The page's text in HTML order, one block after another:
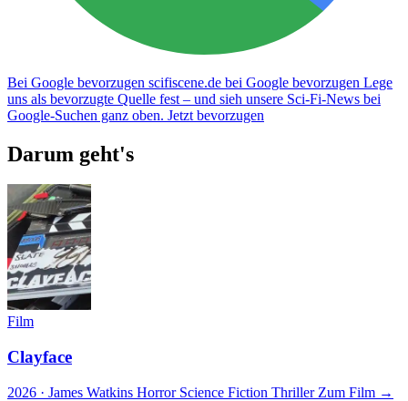
Bei Google bevorzugen scifiscene.de bei Google bevorzugen Lege
uns als bevorzugte Quelle fest – und sieh unsere Sci-Fi-News bei
Google-Suchen ganz oben. Jetzt bevorzugen
Darum geht's
Film
Clayface
2026 · James Watkins Horror Science Fiction Thriller Zum Film →